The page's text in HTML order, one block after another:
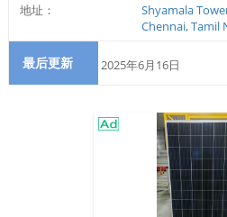
地址：
Shyamala
Chennai, Tamil
最后更新 2025年6月16日